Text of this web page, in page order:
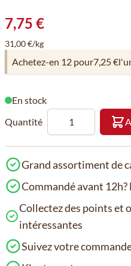
7,75 €
31,00 €/kg
Achetez-en 12 pour7,25 €
En stock
Quantité
Grand assortiment de
Commandé avant
Collectez des points et
intéressantes
Suivez votre